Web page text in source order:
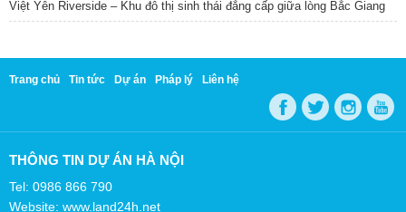
Việt Yên Riverside – Khu đô thị sinh thái đẳng cấp giữa lòng Bắc Giang
Trang chủ Tin tức Dự án Pháp lý Liên hệ
THÔNG TIN DỰ ÁN HÀ NỘI
Tel: 0986 866 790
Website: www.land24h.net